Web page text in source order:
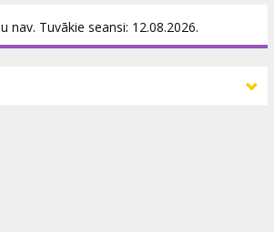
nav. Tuvākie seansi: 12.08.2026.